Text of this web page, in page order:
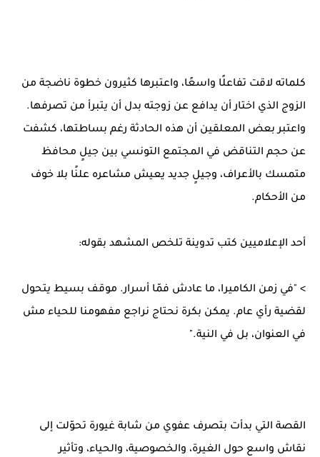
كلماته لاقت تفاعلًا واسعًا، واعتبرها كثيرون خطوة ناضجة من
الزوج الذي اختار أن يدافع عن زوجته بدل أن يتبرأ من تصرفها.
واعتبر بعض المعلقين أن هذه الحادثة رغم بساطتها، كشفت
عن حجم التناقض في المجتمع التونسي بين جيلٍ محافظ
متمسك بالأعراف، وجيلٍ جديد يعيش مشاعره علنًا بلا خوف
من الأحكام.
أحد الإعلاميين كتب تدوينة تلخص المشهد بقوله:
> "في زمن الكاميرا، ما عادش فمّا أسرار. موقف بسيط يتحول
لقضية رأي عام. يمكن بكرة نحتاج نراجع مفهومنا للحياء مش
في العنوان، بل في النية."
القصة التي بدأت بتصرف عفوي من شابة غيورة تحوّلت إلى
نقاش واسع حول الغيرة، والخصوصية، والحياء، وتأثير